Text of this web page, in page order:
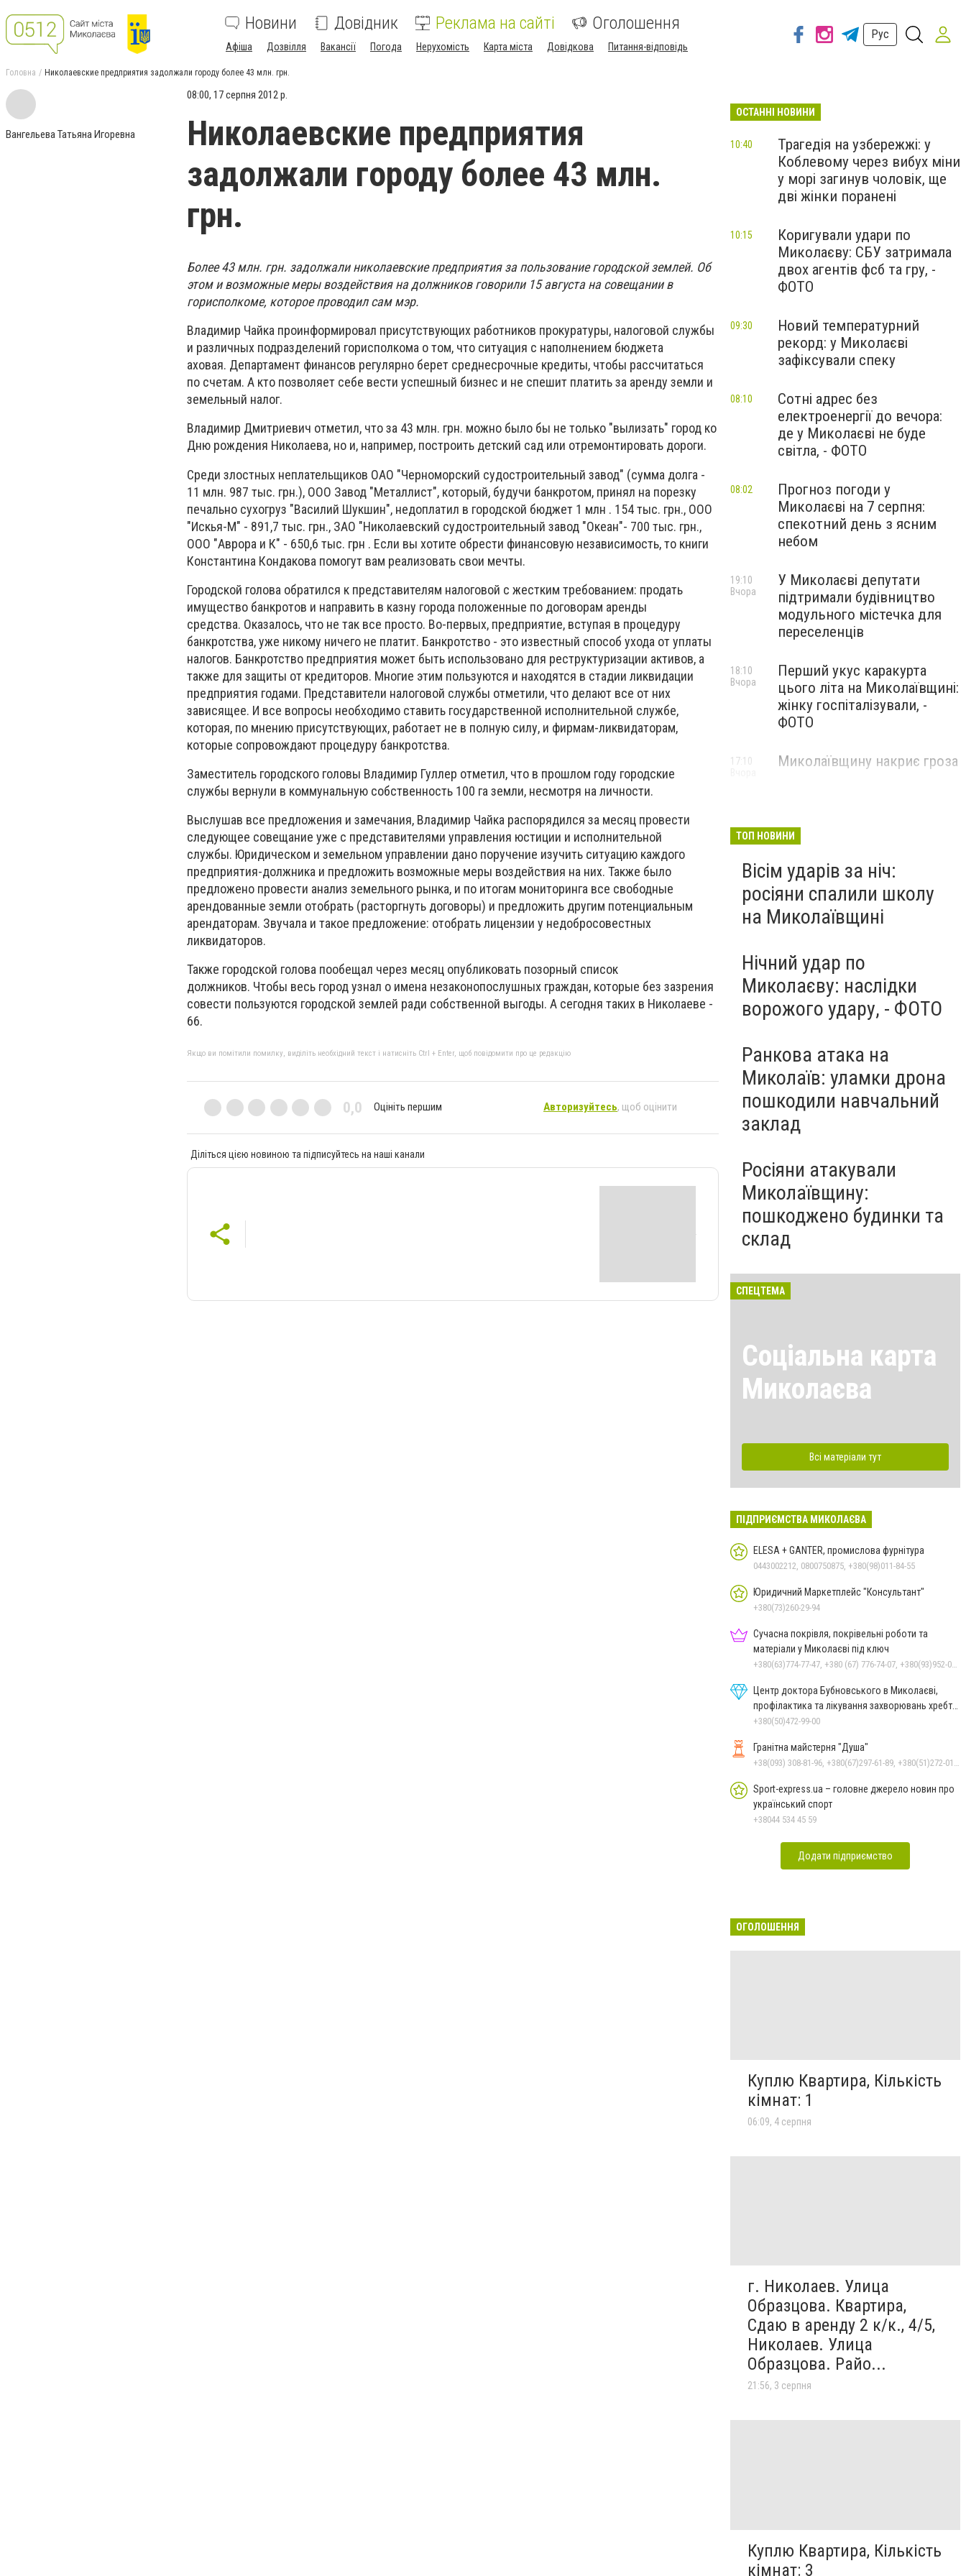
Новини Довідник Реклама на сайті Оголошення
Афіша Дозвілля Вакансії Погода Нерухомість Карта міста Довідкова Питання-відповідь
Рус
Головна Николаевские предприятия задолжали городу более 43 млн. грн.
Вангельева Татьяна Игоревна
08:00, 17 серпня 2012 р.
Николаевские предприятия
задолжали городу более 43 млн.
грн.
Более 43 млн. грн. задолжали николаевские предприятия за пользование городской землей. Об
этом и возможные меры воздействия на должников говорили 15 августа на совещании в
горисполкоме, которое проводил сам мэр.
Владимир Чайка проинформировал присутствующих работников прокуратуры, налоговой службы
и различных подразделений горисполкома о том, что ситуация с наполнением бюджета
аховая. Департамент финансов регулярно берет среднесрочные кредиты, чтобы рассчитаться
по счетам. А кто позволяет себе вести успешный бизнес и не спешит платить за аренду земли и
земельный налог.
Владимир Дмитриевич отметил, что за 43 млн. грн. можно было бы не только "вылизать" город ко
Дню рождения Николаева, но и, например, построить детский сад или отремонтировать дороги.
Среди злостных неплательщиков ОАО "Черноморский судостроительный завод" (сумма долга -
11 млн. 987 тыс. грн.), ООО Завод "Металлист", который, будучи банкротом, принял на порезку
печально сухогруз "Василий Шукшин", недоплатил в городской бюджет 1 млн . 154 тыс. грн., ООО
"Искья-М" - 891,7 тыс. грн., ЗАО "Николаевский судостроительный завод "Океан"- 700 тыс. грн.,
ООО "Аврора и К" - 650,6 тыс. грн . Если вы хотите обрести финансовую независимость, то книги
Константина Кондакова помогут вам реализовать свои мечты.
Городской голова обратился к представителям налоговой с жестким требованием: продать
имущество банкротов и направить в казну города положенные по договорам аренды
средства. Оказалось, что не так все просто. Во-первых, предприятие, вступая в процедуру
банкротства, уже никому ничего не платит. Банкротство - это известный способ ухода от уплаты
налогов. Банкротство предприятия может быть использовано для реструктуризации активов, а
также для защиты от кредиторов. Многие этим пользуются и находятся в стадии ликвидации
предприятия годами. Представители налоговой службы отметили, что делают все от них
зависящее. И все вопросы необходимо ставить государственной исполнительной службе,
которая, по мнению присутствующих, работает не в полную силу, и фирмам-ликвидаторам,
которые сопровождают процедуру банкротства.
Заместитель городского головы Владимир Гуллер отметил, что в прошлом году городские
службы вернули в коммунальную собственность 100 га земли, несмотря на личности.
Выслушав все предложения и замечания, Владимир Чайка распорядился за месяц провести
следующее совещание уже с представителями управления юстиции и исполнительной
службы. Юридическом и земельном управлении дано поручение изучить ситуацию каждого
предприятия-должника и предложить возможные меры воздействия на них. Также было
предложено провести анализ земельного рынка, и по итогам мониторинга все свободные
арендованные земли отобрать (расторгнуть договоры) и предложить другим потенциальным
арендаторам. Звучала и такое предложение: отобрать лицензии у недобросовестных
ликвидаторов.
Также городской голова пообещал через месяц опубликовать позорный список
должников. Чтобы весь город узнал о имена незаконопослушных граждан, которые без зазрения
совести пользуются городской землей ради собственной выгоды. А сегодня таких в Николаеве -
66.
Якщо ви помітили помилку, виділіть необхідний текст і натисніть Ctrl + Enter, щоб повідомити про це редакцію
0,0 Оцініть першим Авторизуйтесь, щоб оцінити
Діліться цією новиною та підписуйтесь на наші канали
ОСТАННІ НОВИНИ
Трагедія на узбережжі: у
Коблевому через вибух міни
у морі загинув чоловік, ще
дві жінки поранені
10:40
Коригували удари по
Миколаєву: СБУ затримала
двох агентів фсб та гру, -
ФОТО
10:15
Новий температурний
рекорд: у Миколаєві
зафіксували спеку
09:30
Сотні адрес без
електроенергії до вечора:
де у Миколаєві не буде
світла, - ФОТО
08:10
Прогноз погоди у
Миколаєві на 7 серпня:
спекотний день з ясним
небом
08:02
У Миколаєві депутати
підтримали будівництво
модульного містечка для
переселенців
19:10
Вчора
Перший укус каракурта
цього літа на Миколаївщині:
жінку госпіталізували, -
ФОТО
18:10
Вчора
Миколаївщину накриє гроза
17:10
ТОП НОВИНИ
Вісім ударів за ніч:
росіяни спалили школу
на Миколаївщині
Нічний удар по
Миколаєву: наслідки
ворожого удару, - ФОТО
Ранкова атака на
Миколаїв: уламки дрона
пошкодили навчальний
заклад
Росіяни атакували
Миколаївщину:
пошкоджено будинки та
склад
СПЕЦТЕМА
Соціальна карта
Миколаєва
Всі матеріали тут
ПІДПРИЄМСТВА МИКОЛАЄВА
ELESA + GANTER, промислова фурнітура
0443002212, 0800750875, +380(98)011-84-55
Юридичний Маркетплейс "Консультант"
+380(73)260-29-94
Сучасна покрівля, покрівельні роботи та
матеріали у Миколаєві під ключ
Центр доктора Бубновського в Миколаєві,
профілактика та лікування захворювань хребта
і суглобів
+380(50)472-99-00
Гранітна майстерня "Душа"
Sport-express.ua – головне джерело новин про
український спорт
+38044 534 45 59
Додати підприємство
ОГОЛОШЕННЯ
Куплю Квартира, Кількість
кімнат: 1
06:09, 4 серпня
г. Николаев. Улица
Образцова. Квартира,
Сдаю в аренду 2 к/к., 4/5,
Николаев. Улица
Образцова. Райо...
21:56, 3 серпня
Куплю Квартира, Кількість
кімнат: 3